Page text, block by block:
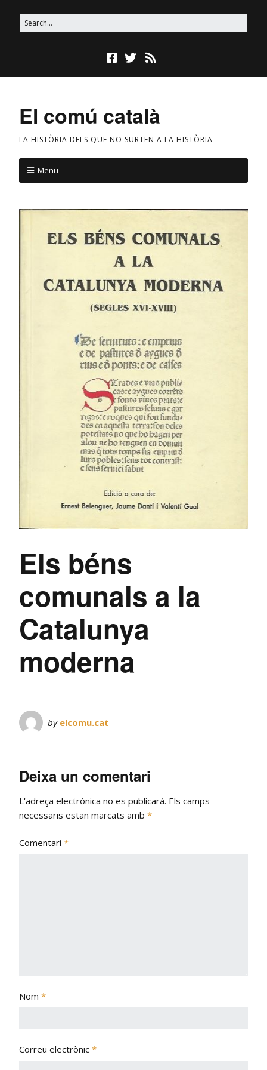
El comú català
LA HISTÒRIA DELS QUE NO SURTEN A LA HISTÒRIA
Menu
Els béns
comunals a la
Catalunya
moderna
by elcomu.cat
Deixa un comentari
L'adreça electrònica no es publicarà. Els camps
necessaris estan marcats amb *
Comentari *
Nom *
Correu electrònic *